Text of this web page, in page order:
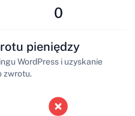
0
pieniędzy
WordPress i uzyskanie
zwrotu.